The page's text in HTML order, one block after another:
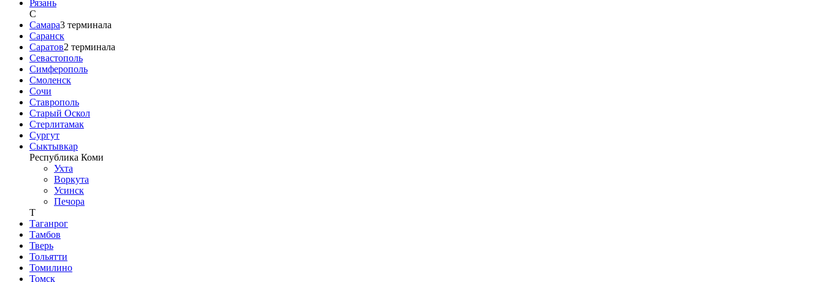
Рязань
С
Самара3 терминала
Саранск
Саратов2 терминала
Севастополь
Симферополь
Смоленск
Сочи
Ставрополь
Старый Оскол
Стерлитамак
Сургут
Сыктывкар
Республика Коми
Ухта
Воркута
Усинск
Печора
Т
Таганрог
Тамбов
Тверь
Тольятти
Томилино
Томск